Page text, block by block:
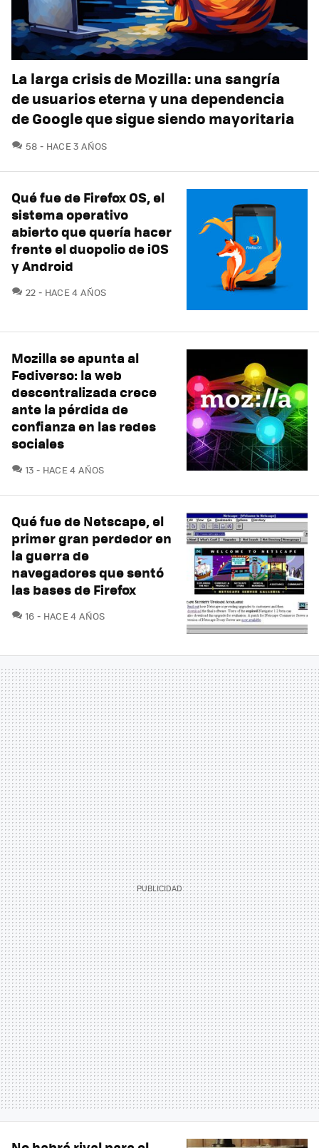
La larga crisis de Mozilla: una sangría
de usuarios eterna y una dependencia
de Google que sigue siendo mayoritaria
58 COMENTARIOS
HACE 3 AÑOS
Qué fue de Firefox OS, el
sistema operativo
abierto que quería hacer
frente el duopolio de iOS
y Android
22 COMENTARIOS
HACE 4 AÑOS
Mozilla se apunta al
Fediverso: la web
descentralizada crece
ante la pérdida de
confianza en las redes
sociales
13 COMENTARIOS
HACE 4 AÑOS
Qué fue de Netscape, el
primer gran perdedor en
la guerra de
navegadores que sentó
las bases de Firefox
16 COMENTARIOS
HACE 4 AÑOS